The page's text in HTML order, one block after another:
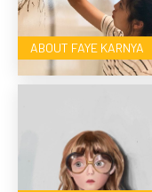
ABOUT FAYE KARNYA